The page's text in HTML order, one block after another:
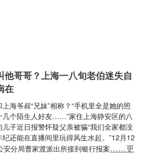
他哥哥？上海一八旬老伯迷失自
在
海爷叔“兄妹”相称？“手机里全是她的照
几个陌生人好友……”家住上海静安区的八
子近日报警怀疑父亲被骗“我们全家都没
还能在直播间里玩得风生水起。”12月12
安分局曹家渡派出所接到银行报案……更